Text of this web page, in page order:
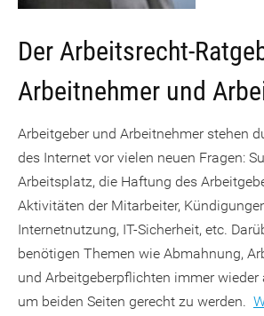
Der Arbeitsrecht-
Arbeitnehmer und
Arbeitgeber und Arbeitnehmer stehen
des Internet vor vielen neuen Fragen:
Arbeitsplatz, die Haftung des
Aktivitäten der Mitarbeiter,
Internetnutzung, IT-Sicherheit, etc.
benötigen Themen wie Abmahnung,
und Arbeitgeberpflichten immer wieder
um beiden Seiten gerecht zu werden.